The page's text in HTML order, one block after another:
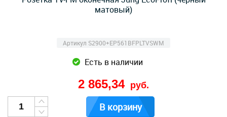
матовый)
Артикул S2900+EP561BFPLTVSWM
Есть в наличии
2 865,34 руб.
В корзину